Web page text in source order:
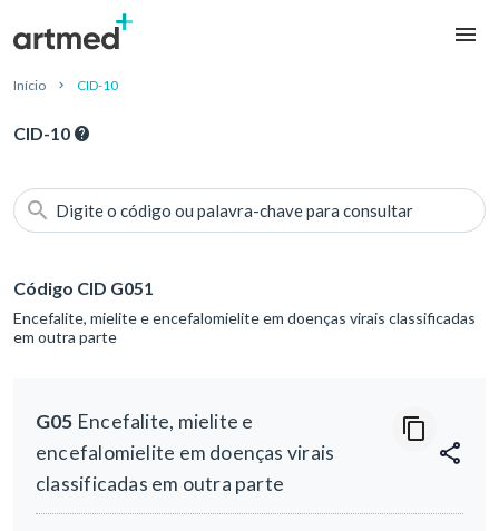
Início CID-10
CID-10
Digite o código ou palavra-chave para consultar
Código CID G051
Encefalite, mielite e encefalomielite em doenças virais classificadas
em outra parte
G05 Encefalite, mielite e
encefalomielite em doenças virais
classificadas em outra parte